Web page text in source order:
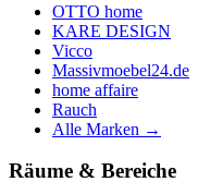
OTTO home
KARE DESIGN
Vicco
Massivmoebel24.de
home affaire
Rauch
Alle Marken →
Räume & Bereiche